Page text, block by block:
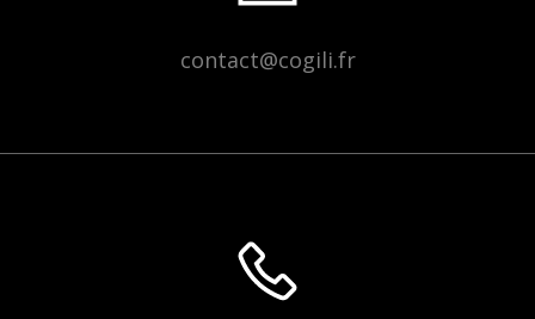
contact@cogili.fr